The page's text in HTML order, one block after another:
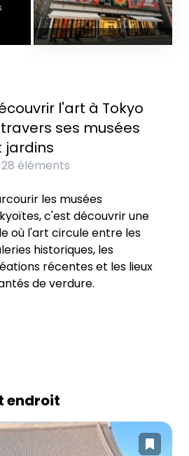
l'art à Tokyo
ses musées
jardins
28 éléments
les musées
c'est découvrir une
où l'art circule entre les
historiques, les
récentes et les lieux
de verdure.
endroit